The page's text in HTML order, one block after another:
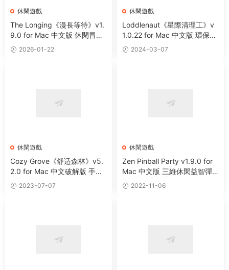
休閑遊戲
The Longing《漫長等待》v1.
9.0 for Mac 中文版 休閑冒險
解謎類遊戲
2026-01-22
休閑遊戲
Loddlenaut《星際清理工》v
1.0.22 for Mac 中文版 環保主
題的海洋清潔遊戲
2024-03-07
休閑遊戲
Cozy Grove《舒适森林》v5.
2.0 for Mac 中文破解版 手繪
風格生活模拟遊戲
2023-07-07
休閑遊戲
Zen Pinball Party v1.9.0 for
Mac 中文版 三維休閑益智彈
珠遊戲
2022-11-06